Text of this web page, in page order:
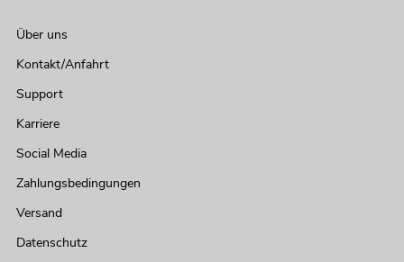
Über uns
Kontakt/Anfahrt
Support
Karriere
Social Media
Zahlungsbedingungen
Versand
Datenschutz